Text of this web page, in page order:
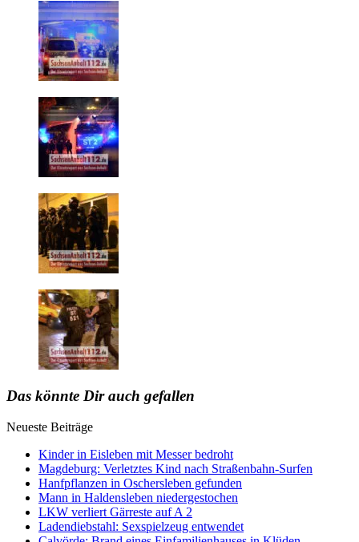
Das könnte Dir auch gefallen
Neueste Beiträge
Kinder in Eisleben mit Messer bedroht
Magdeburg: Verletztes Kind nach Straßenbahn-Surfen
Hanfpflanzen in Oschersleben gefunden
Mann in Haldensleben niedergestochen
LKW verliert Gärreste auf A 2
Ladendiebstahl: Sexspielzeug entwendet